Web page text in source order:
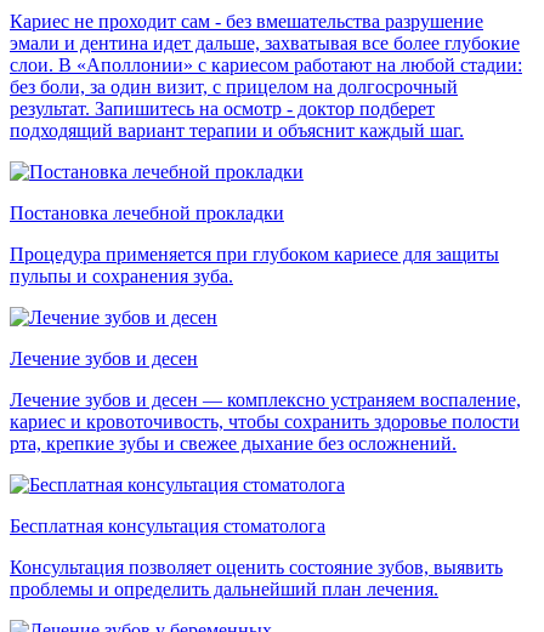
Кариес не проходит сам - без вмешательства разрушение
эмали и дентина идет дальше, захватывая все более глубокие
слои. В «Аполлонии» с кариесом работают на любой стадии:
без боли, за один визит, с прицелом на долгосрочный
результат. Запишитесь на осмотр - доктор подберет
подходящий вариант терапии и объяснит каждый шаг.
Постановка лечебной прокладки
Процедура применяется при глубоком кариесе для защиты
пульпы и сохранения зуба.
Лечение зубов и десен
Лечение зубов и десен — комплексно устраняем воспаление,
кариес и кровоточивость, чтобы сохранить здоровье полости
рта, крепкие зубы и свежее дыхание без осложнений.
Бесплатная консультация стоматолога
Консультация позволяет оценить состояние зубов, выявить
проблемы и определить дальнейший план лечения.